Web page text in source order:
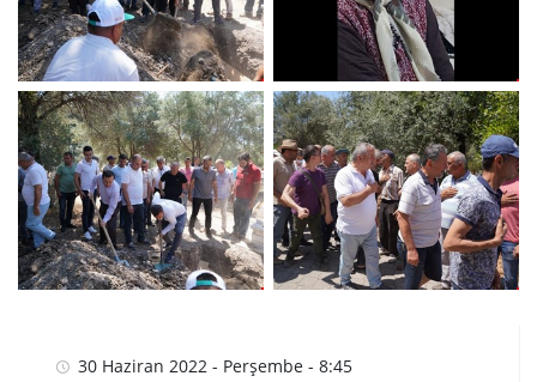
30 Haziran 2022 - Perşembe - 8:45